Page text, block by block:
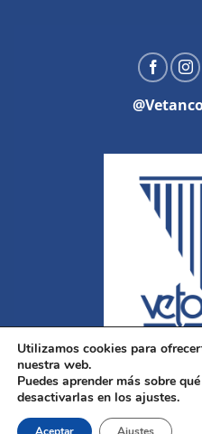
Utilizamos cookies para
nuestra web.
Puedes aprender más sobre
desactivarlas en los ajustes.